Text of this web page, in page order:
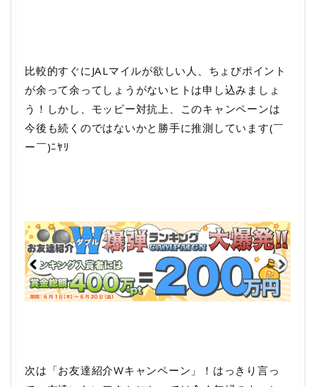
比較的すぐにJALマイルが欲しい人、ちょびポイント
が余って余ってしょうがないヒトは申し込みましょ
う！しかし、モッピー対抗上、このキャンペーンは
今後も続くのではないかと勝手に推測しています(￣
ー￣)ﾆﾔﾘ
次は「お友達紹介Wキャンペーン」！はっきり言っ